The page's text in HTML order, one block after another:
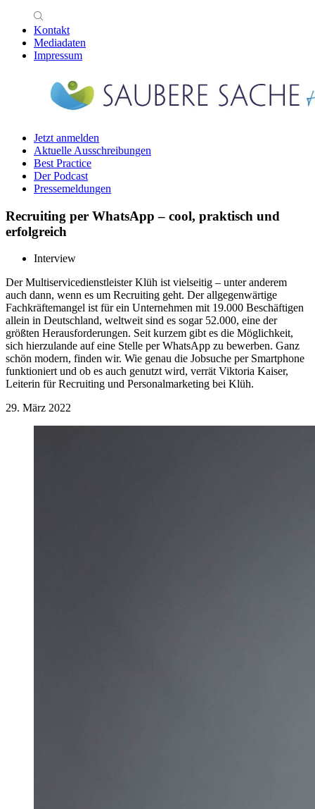
Kontakt
Mediadaten
Impressum
Jetzt anmelden
Aktuelle Ausschreibungen
Best Practice
Der Podcast
Pressemeldungen
Recruiting per WhatsApp – cool, praktisch und
erfolgreich
Interview
Der Multiservicedienstleister Klüh ist vielseitig – unter anderem
auch dann, wenn es um Recruiting geht. Der allgegenwärtige
Fachkräftemangel ist für ein Unternehmen mit 19.000 Beschäftigen
allein in Deutschland, weltweit sind es sogar 52.000, eine der
größten Herausforderungen. Seit kurzem gibt es die Möglichkeit,
sich hierzulande auf eine Stelle per WhatsApp zu bewerben. Ganz
schön modern, finden wir. Wie genau die Jobsuche per Smartphone
funktioniert und ob es auch genutzt wird, verrät Viktoria Kaiser,
Leiterin für Recruiting und Personalmarketing bei Klüh.
29. März 2022